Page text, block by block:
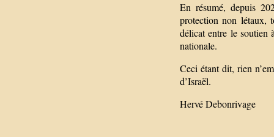
En résumé, depuis
protection non létaux,
délicat entre le soutien
nationale.
Ceci étant dit, rien
d’Israël.
Hervé Debonrivage